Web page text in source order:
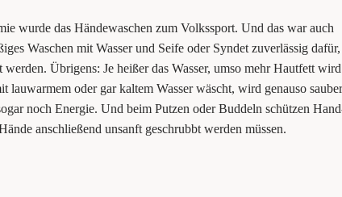
wur­de das Hän­de­wa­schen zum Volks­sport. Und das war auch
­Waschen mit Was­ser und Sei­fe oder Syn­det zuver­läs­sig dafür,
Übri­gens: Je hei­ßer das Was­ser, umso mehr Haut­fett wird
lau­war­mem oder gar kal­tem Was­ser wäscht, wird genau­so
noch Ener­gie. Und beim Put­zen oder Bud­deln schüt­zen
anschlie­ßend unsanft geschrubbt wer­den müssen.